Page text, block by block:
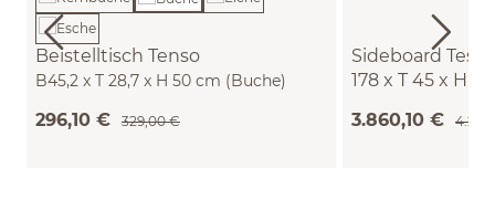
Beistelltisch Tenso
B45,2 x T 28,7 x H 50 cm (Buche)
296,10 € 329,00 €
Sideboard
178 x T 45 x H
3.860,10 €